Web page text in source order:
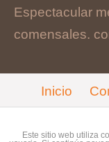
Espectacular
comensales.
Inicio
Este sitio web utiliza